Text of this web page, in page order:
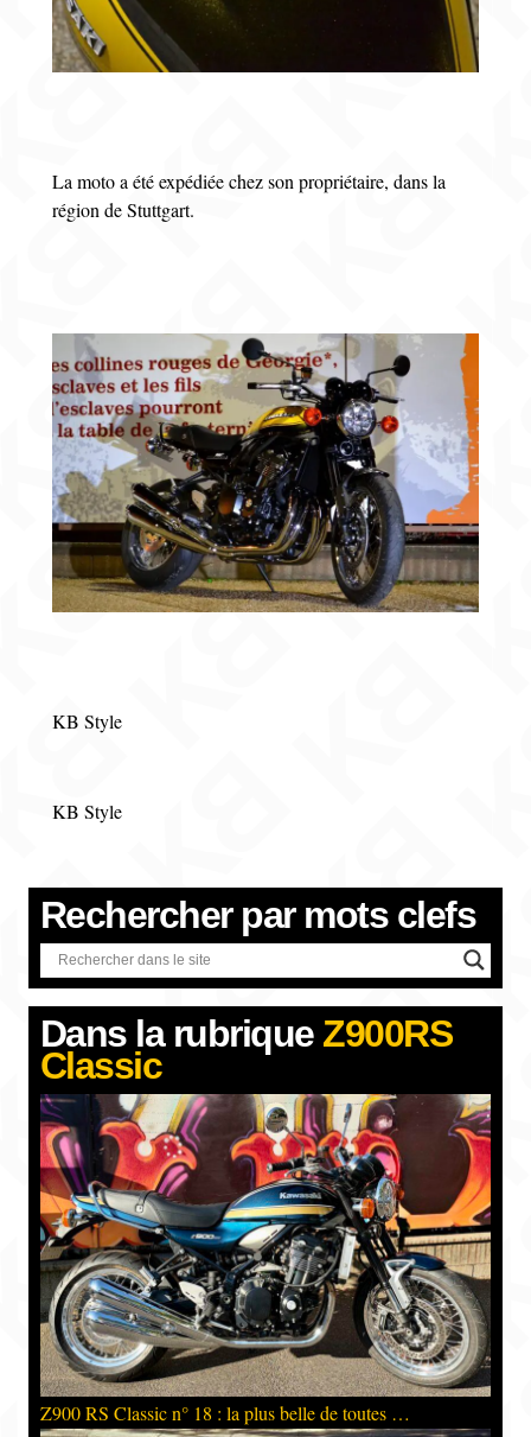
La moto a été expédiée chez son propriétaire, dans la
région de Stuttgart.
KB Style
KB Style
Rechercher par mots clefs
Dans la rubrique Z900RS
Classic
Z900 RS Classic n° 18 : la plus belle de toutes …